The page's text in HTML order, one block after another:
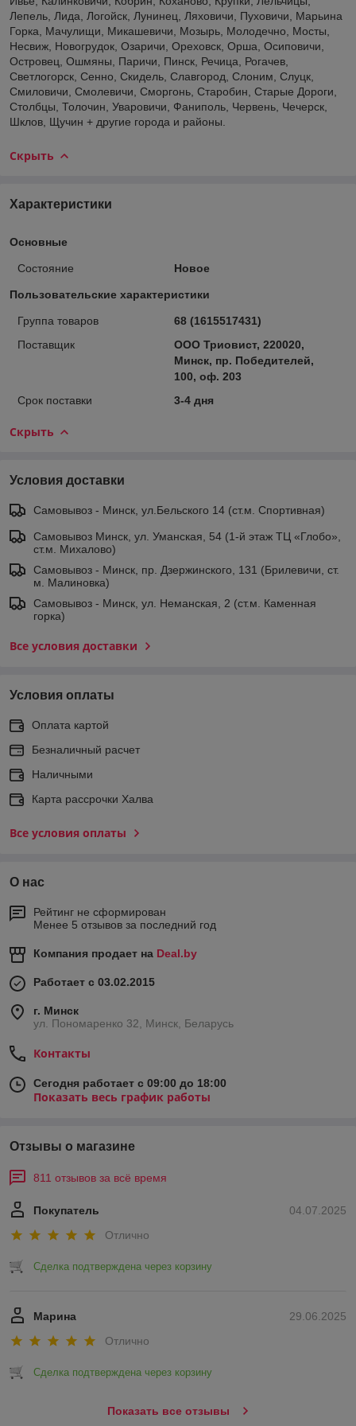
Лепель, Лида, Логойск, Лунинец, Ляховичи, Пуховичи, Марьина
Горка, Мачулищи, Микашевичи, Мозырь, Молодечно, Мосты,
Несвиж, Новогрудок, Озаричи, Ореховск, Орша, Осиповичи,
Островец, Ошмяны, Паричи, Пинск, Речица, Рогачев,
Светлогорск, Сенно, Скидель, Славгород, Слоним, Слуцк,
Смиловичи, Смолевичи, Сморгонь, Старобин, Старые Дороги,
Столбцы, Толочин, Уваровичи, Фаниполь, Червень, Чечерск,
Шклов, Щучин + другие города и районы.
Скрыть
Характеристики
Основные
Состояние Новое
Пользовательские характеристики
Группа товаров
68 (1615517431)
Поставщик
ООО Триовист, 220020,
Минск, пр. Победителей,
100, оф. 203
Срок поставки
3-4 дня
Скрыть
Условия доставки
Самовывоз - Минск, ул.Бельского 14 (ст.м. Спортивная)
Самовывоз Минск, ул. Уманская, 54 (1-й этаж ТЦ «Глобо»,
ст.м. Михалово)
Самовывоз - Минск, пр. Дзержинского, 131 (Брилевичи, ст.
м. Малиновка)
Самовывоз - Минск, ул. Неманская, 2 (ст.м. Каменная
горка)
Все условия доставки
Условия оплаты
Оплата картой
Безналичный расчет
Наличными
Карта рассрочки Халва
Все условия оплаты
О нас
Рейтинг не сформирован
Менее 5 отзывов за последний год
Компания продает на Deal.by
Работает с 03.02.2015
г. Минск
ул. Пономаренко 32, Минск, Беларусь
Контакты
Сегодня работает с 09:00 до 18:00
Показать весь график работы
Отзывы о магазине
811 отзывов за всё время
04.07.2025
Покупатель
Отлично
Сделка подтверждена через корзину
29.06.2025
Марина
Отлично
Сделка подтверждена через корзину
Показать все отзывы